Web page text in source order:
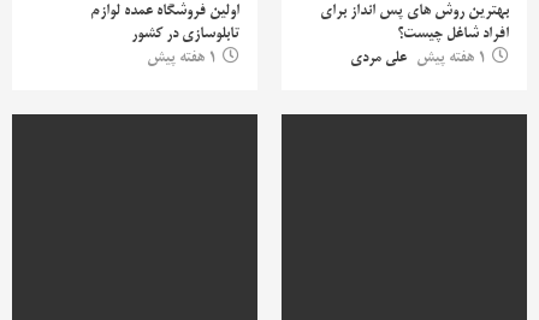
بهترین روش‌ های پس‌ انداز برای
افراد شاغل چیست؟
1 هفته پیش
علی مردی
اولین فروشگاه عمده لوازم
تابلوسازی در کشور
1 هفته پیش